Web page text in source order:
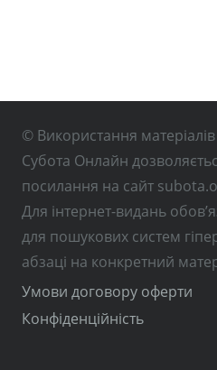
© Використання
Субота Онлайн
посилання на сайт
Для інтернет-видань
для пошукових систем
абзаці на конкретний
Умови договору оферти
Конфіденційність